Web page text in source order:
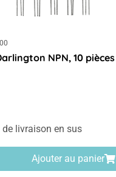
NPN, 10 pièces
livraison en sus
Ajouter au panier